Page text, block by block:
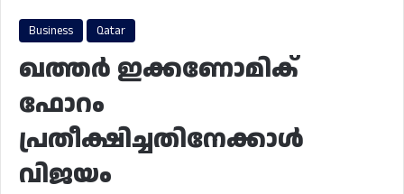
Business Qatar
ഖത്തർ ഇക്കണോമിക്
ഫോറം
പ്രതീക്ഷിച്ചതിനേക്കാൾ
വിജയം